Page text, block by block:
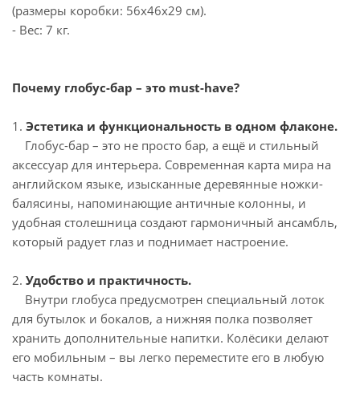
(размеры коробки: 56х46х29 см).
- Вес: 7 кг.
Почему глобус-бар – это must-have?
1. Эстетика и функциональность в одном флаконе.
Глобус-бар – это не просто бар, а ещё и стильный
аксессуар для интерьера. Современная карта мира на
английском языке, изысканные деревянные ножки-
балясины, напоминающие античные колонны, и
удобная столешница создают гармоничный ансамбль,
который радует глаз и поднимает настроение.
2. Удобство и практичность.
Внутри глобуса предусмотрен специальный лоток
для бутылок и бокалов, а нижняя полка позволяет
хранить дополнительные напитки. Колёсики делают
его мобильным – вы легко переместите его в любую
часть комнаты.